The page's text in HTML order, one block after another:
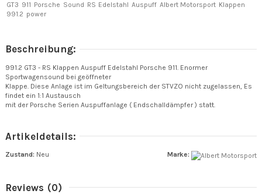
GT3 911 Porsche Sound RS Edelstahl Auspuff Albert Motorsport Klappen
991.2 power
Beschreibung:
991.2 GT3 - RS Klappen Auspuff Edelstahl Porsche 911. Enormer
Sportwagensound bei geöffneter
Klappe. Diese Anlage ist im Geltungsbereich der STVZO nicht zugelassen, Es
findet ein 1:1 Austausch
mit der Porsche Serien Auspuffanlage ( Endschalldämpfer ) statt.
Artikeldetails:
Marke:
Zustand: Neu
Reviews (0)